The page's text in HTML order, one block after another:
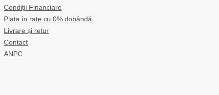
Condiții Financiare
Plata în rate cu 0% dobândă
Livrare și retur
Contact
ANPC